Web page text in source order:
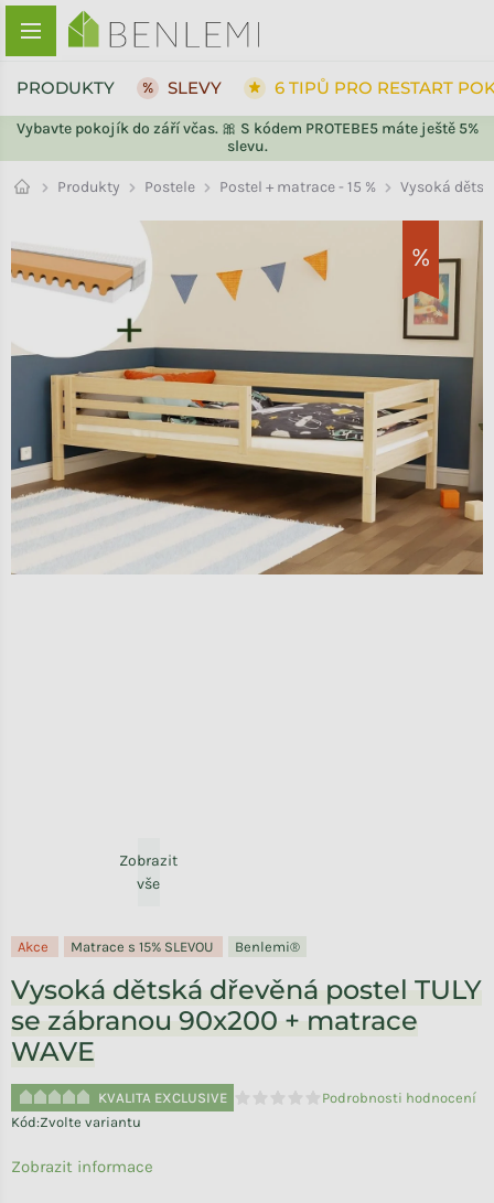
Přejít na obsah
Vybavte pokojík do září včas. 🎀 S kódem PROTEBE5 máte ještě 5%
slevu.
PRODUKTY SLEVY 6 TIPŮ PRO RESTART
Produkty Postele Postel + matrace - 15 % Vysoká
Zobrazit
vše
Akce Matrace s 15% SLEVOU Benlemi®
Vysoká dětská dřevěná postel TULY
se zábranou 90x200 + matrace
WAVE
KVALITA EXCLUSIVE
Průměrné hodnocení produktu
Podrobnosti hodnocení
Kód:Zvolte variantu
Zobrazit informace
ZPĚT DO OBCHODU